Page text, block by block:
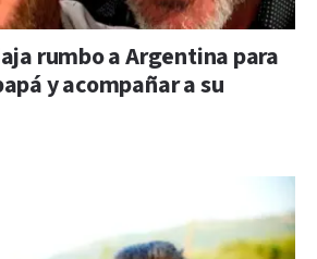
rumbo a Argentina para
y acompañar a su